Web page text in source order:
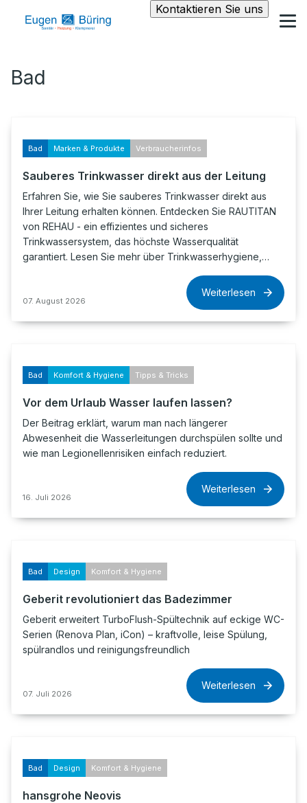
Kontaktieren Sie uns
Bad
Bad Marken & Produkte Verbraucherinfos
Sauberes Trinkwasser direkt aus der Leitung
Erfahren Sie, wie Sie sauberes Trinkwasser direkt aus
Ihrer Leitung erhalten können. Entdecken Sie RAUTITAN
von REHAU - ein effizientes und sicheres
Trinkwassersystem, das höchste Wasserqualität
garantiert. Lesen Sie mehr über Trinkwasserhygiene,…
07. August 2026
Weiterlesen
Bad Komfort & Hygiene Tipps & Tricks
Vor dem Urlaub Wasser laufen lassen?
Der Beitrag erklärt, warum man nach längerer
Abwesenheit die Wasserleitungen durchspülen sollte und
wie man Legionellenrisiken einfach reduziert.
16. Juli 2026
Weiterlesen
Bad Design Komfort & Hygiene
Geberit revolutioniert das Badezimmer
Geberit erweitert TurboFlush-Spültechnik auf eckige WC-
Serien (Renova Plan, iCon) – kraftvolle, leise Spülung,
spülrandlos und reinigungsfreundlich
07. Juli 2026
Weiterlesen
Bad Design Komfort & Hygiene
hansgrohe Neovis